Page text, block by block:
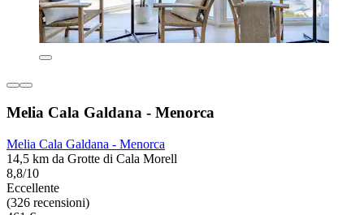
Melia Cala Galdana - Menorca
Melia Cala Galdana - Menorca
14,5 km da Grotte di Cala Morell
8,8/10
Eccellente
(326 recensioni)